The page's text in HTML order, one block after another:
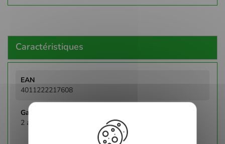
Caractéristiques
d'infos
4011222217608
2 ans